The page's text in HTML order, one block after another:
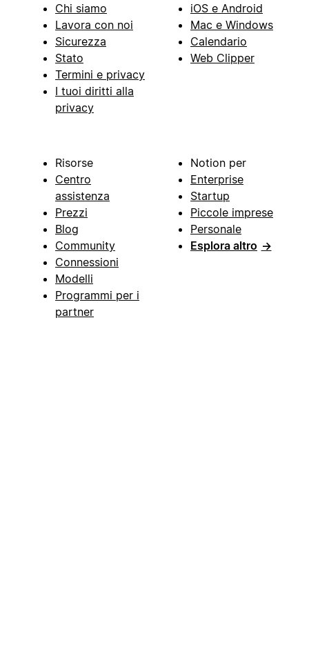
Chi siamo
Lavora con noi
Sicurezza
Stato
Termini e privacy
I tuoi diritti alla
privacy
iOS e Android
Mac e Windows
Calendario
Web Clipper
Risorse
Centro
assistenza
Prezzi
Blog
Community
Connessioni
Modelli
Programmi per i
partner
Notion per
Enterprise
Startup
Piccole imprese
Personale
Esplora altro →